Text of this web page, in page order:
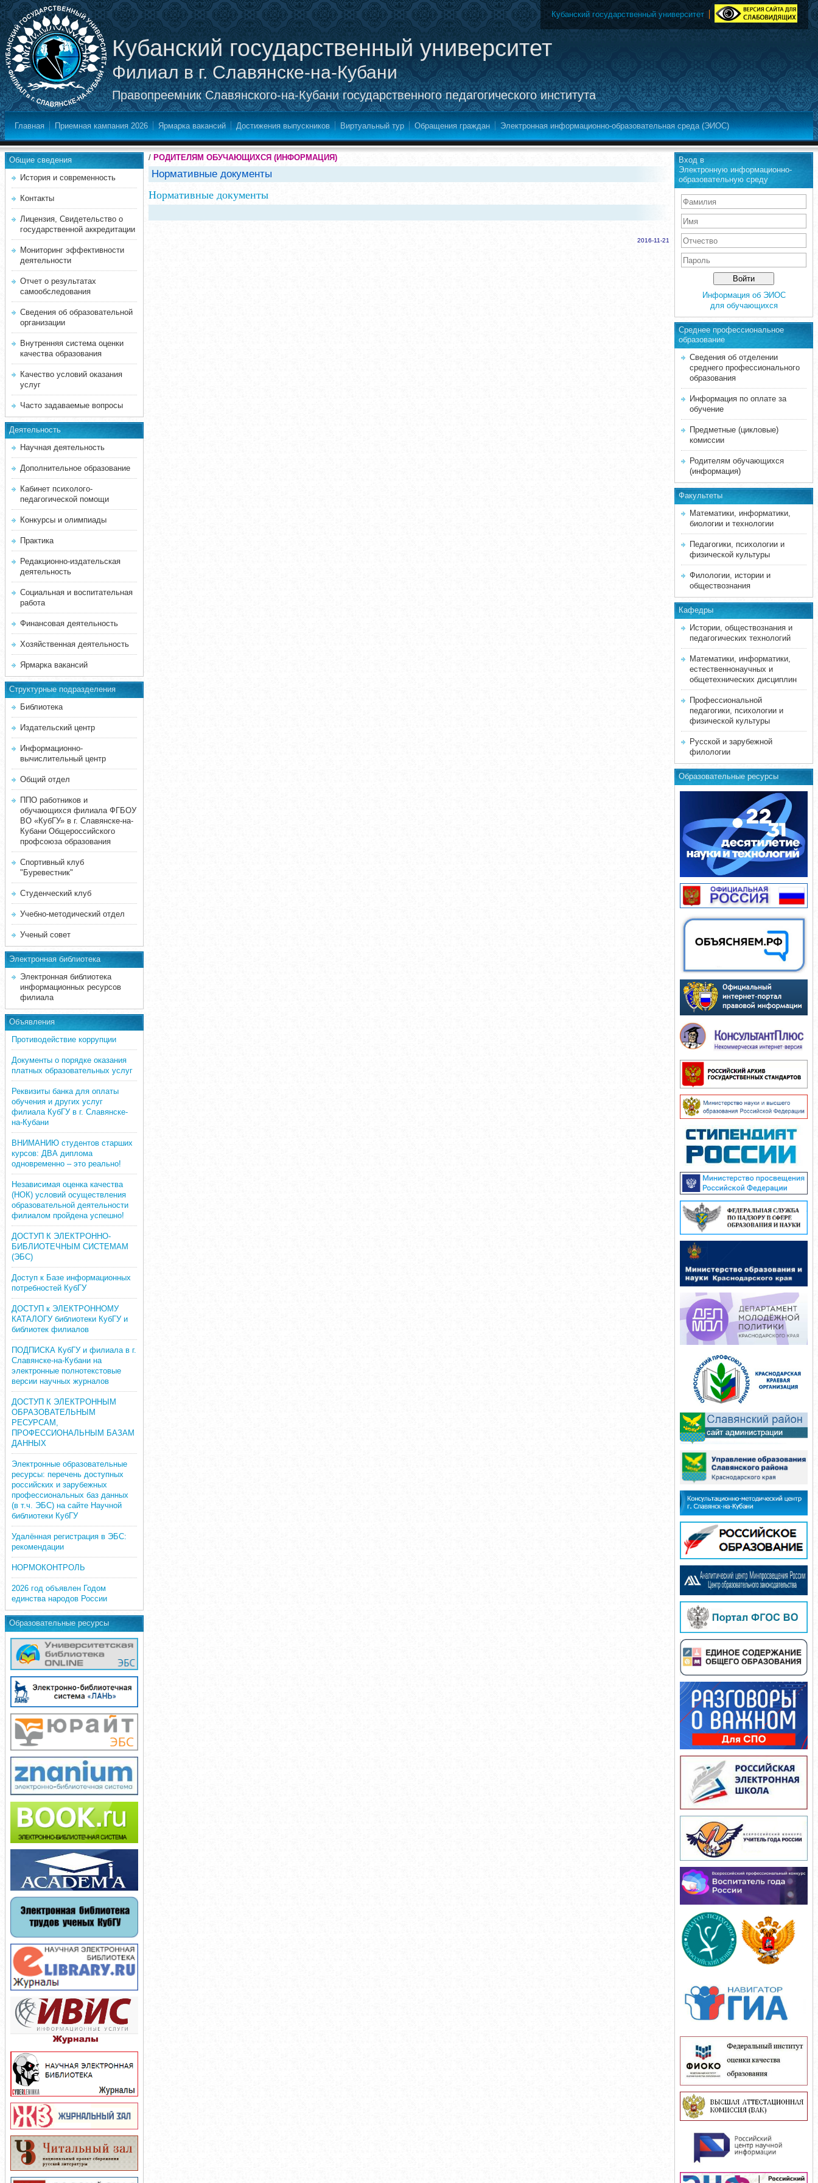
Кубанский государственный университет
Филиал в г. Славянске-на-Кубани
Правопреемник Славянского-на-Кубани государственного педагогического института
Кубанский государственный университет
Главная Приемная кампания 2026 Ярмарка вакансий Достижения выпускников Виртуальный тур Обращения граждан Электронная информационно-образовательная среда (ЭИОС)
Общие сведения
История и современность
Контакты
Лицензия, Свидетельство о
государственной аккредитации
Мониторинг эффективности
деятельности
Отчет о результатах
самообследования
Сведения об образовательной
организации
Внутренняя система оценки
качества образования
Качество условий оказания
услуг
Часто задаваемые вопросы
Деятельность
Научная деятельность
Дополнительное образование
Кабинет психолого-
педагогической помощи
Конкурсы и олимпиады
Практика
Редакционно-издательская
деятельность
Социальная и воспитательная
работа
Финансовая деятельность
Хозяйственная деятельность
Ярмарка вакансий
Структурные подразделения
Библиотека
Издательский центр
Информационно-
вычислительный центр
Общий отдел
ППО работников и
обучающихся филиала ФГБОУ
ВО «КубГУ» в г. Славянске-на-
Кубани Общероссийского
профсоюза образования
Спортивный клуб
"Буревестник"
Студенческий клуб
Учебно-методический отдел
Ученый совет
Электронная библиотека
Электронная библиотека
информационных ресурсов
филиала
Объявления
Противодействие коррупции
Документы о порядке оказания
платных образовательных услуг
Реквизиты банка для оплаты
обучения и других услуг
филиала КубГУ в г. Славянске-
на-Кубани
ВНИМАНИЮ студентов старших
курсов: ДВА диплома
одновременно – это реально!
Независимая оценка качества
(НОК) условий осуществления
образовательной деятельности
филиалом пройдена успешно!
ДОСТУП К ЭЛЕКТРОННО-
БИБЛИОТЕЧНЫМ СИСТЕМАМ
(ЭБС)
Доступ к Базе информационных
потребностей КубГУ
ДОСТУП к ЭЛЕКТРОННОМУ
КАТАЛОГУ библиотеки КубГУ и
библиотек филиалов
ПОДПИСКА КубГУ и филиала в г.
Славянске-на-Кубани на
электронные полнотекстовые
версии научных журналов
ДОСТУП К ЭЛЕКТРОННЫМ
ОБРАЗОВАТЕЛЬНЫМ
РЕСУРСАМ,
ПРОФЕССИОНАЛЬНЫМ БАЗАМ
ДАННЫХ
Электронные образовательные
ресурсы: перечень доступных
российских и зарубежных
профессиональных баз данных
(в т.ч. ЭБС) на сайте Научной
библиотеки КубГУ
Удалённая регистрация в ЭБС:
рекомендации
НОРМОКОНТРОЛЬ
2026 год объявлен Годом
единства народов России
Образовательные ресурсы
/ РОДИТЕЛЯМ ОБУЧАЮЩИХСЯ (ИНФОРМАЦИЯ)
Нормативные документы
Нормативные документы
2016-11-21
Вход в
Электронную информационно-
образовательную среду
Информация об ЭИОС
для обучающихся
Среднее професcиональное
образование
Сведения об отделении
среднего профессионального
образования
Информация по оплате за
обучение
Предметные (цикловые)
комиссии
Родителям обучающихся
(информация)
Факультеты
Математики, информатики,
биологии и технологии
Педагогики, психологии и
физической культуры
Филологии, истории и
обществознания
Кафедры
Истории, обществознания и
педагогических технологий
Математики, информатики,
естественнонаучных и
общетехнических дисциплин
Профессиональной
педагогики, психологии и
физической культуры
Русской и зарубежной
филологии
Образовательные ресурсы